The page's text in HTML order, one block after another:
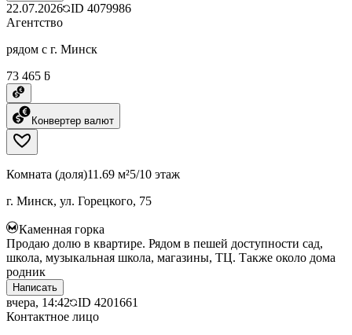
22.07.2026 ID 4079986
Агентство
рядом с г. Минск
73 465 ƃ
Конвертер валют
Комната (доля)11.69 м²5/10 этаж
г. Минск, ул. Горецкого, 75
Каменная горка
Продаю долю в квартире. Рядом в пешей доступности сад,
школа, музыкальная школа, магазины, ТЦ. Также около дома
родник
Написать
вчера, 14:42 ID 4201661
Контактное лицо